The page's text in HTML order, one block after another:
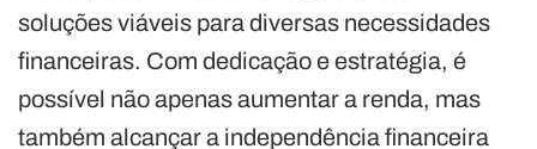
soluções viáveis para diversas necessidades
financeiras. Com dedicação e estratégia, é
possível não apenas aumentar a renda, mas
também alcançar a independência financeira